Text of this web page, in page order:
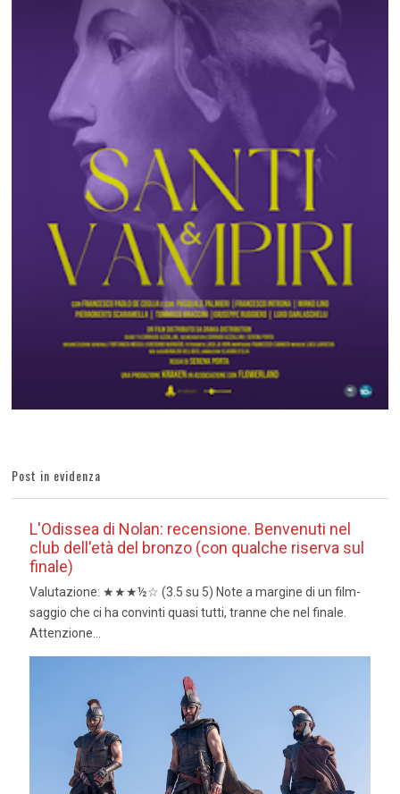
Post in evidenza
L'Odissea di Nolan: recensione. Benvenuti nel
club dell'età del bronzo (con qualche riserva sul
finale)
Valutazione: ★★★½☆ (3.5 su 5) Note a margine di un film-
saggio che ci ha convinti quasi tutti, tranne che nel finale.
Attenzione...